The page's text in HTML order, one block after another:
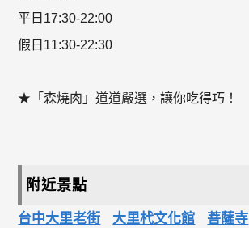
平日17:30-22:00
假日11:30-22:30
★「森燒肉」道道嚴選，讓你吃得巧！
附近景點
台中大里老街 大里杙文化館
菩薩寺